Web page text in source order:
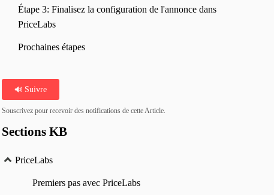
Étape 3: Finalisez la configuration de l'annonce dans
PriceLabs
Prochaines étapes
Suivre
Souscrivez pour recevoir des notifications de cette Article.
Sections KB
PriceLabs
Premiers pas avec PriceLabs